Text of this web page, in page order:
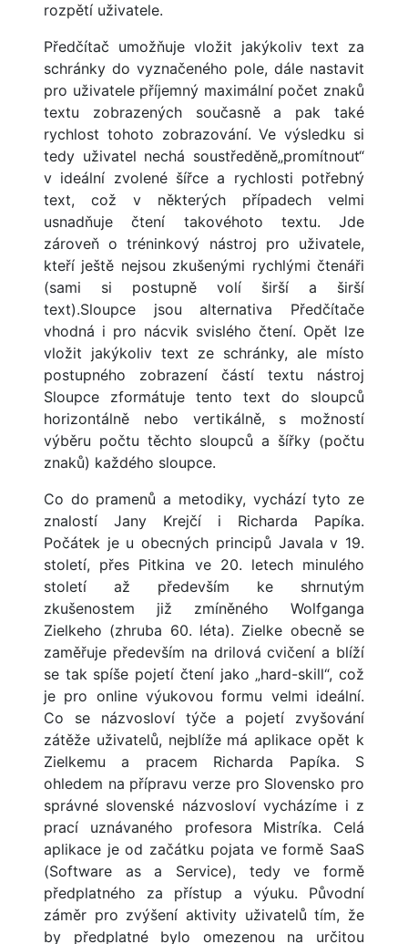
rozpětí uživatele.
Předčítač umožňuje vložit jakýkoliv text za
schránky do vyznačeného pole, dále nastavit
pro uživatele příjemný maximální počet znaků
textu zobrazených současně a pak také
rychlost tohoto zobrazování. Ve výsledku si
tedy uživatel nechá soustředěně„promítnout“
v ideální zvolené šířce a rychlosti potřebný
text, což v některých případech velmi
usnadňuje čtení takovéhoto textu. Jde
zároveň o tréninkový nástroj pro uživatele,
kteří ještě nejsou zkušenými rychlými čtenáři
(sami si postupně volí širší a širší
text).Sloupce jsou alternativa Předčítače
vhodná i pro nácvik svislého čtení. Opět lze
vložit jakýkoliv text ze schránky, ale místo
postupného zobrazení částí textu nástroj
Sloupce zformátuje tento text do sloupců
horizontálně nebo vertikálně, s možností
výběru počtu těchto sloupců a šířky (počtu
znaků) každého sloupce.
Co do pramenů a metodiky, vychází tyto ze
znalostí Jany Krejčí i Richarda Papíka.
Počátek je u obecných principů Javala v 19.
století, přes Pitkina ve 20. letech minulého
století až především ke shrnutým
zkušenostem již zmíněného Wolfganga
Zielkeho (zhruba 60. léta). Zielke obecně se
zaměřuje především na drilová cvičení a blíží
se tak spíše pojetí čtení jako „hard-skill“, což
je pro online výukovou formu velmi ideální.
Co se názvosloví týče a pojetí zvyšování
zátěže uživatelů, nejblíže má aplikace opět k
Zielkemu a pracem Richarda Papíka. S
ohledem na přípravu verze pro Slovensko pro
správné slovenské názvosloví vycházíme i z
prací uznávaného profesora Mistríka. Celá
aplikace je od začátku pojata ve formě SaaS
(Software as a Service), tedy ve formě
předplatného za přístup a výuku. Původní
záměr pro zvýšení aktivity uživatelů tím, že
by předplatné bylo omezenou na určitou